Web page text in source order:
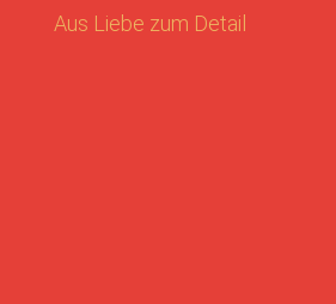
Aus Liebe zum Detail